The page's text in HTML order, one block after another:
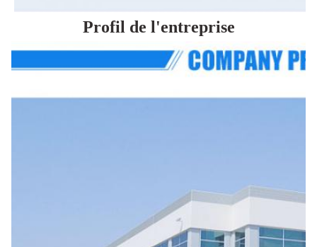
Profil de l'entreprise